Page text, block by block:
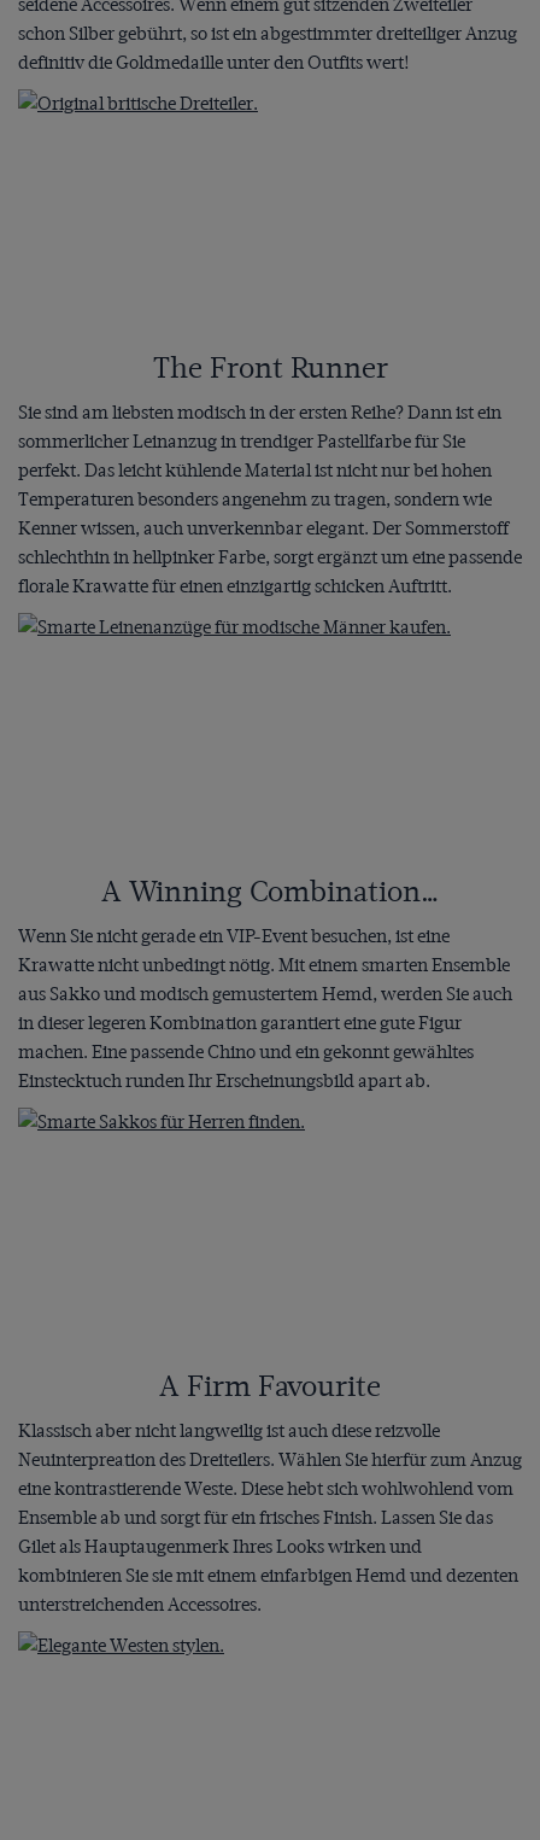
seidene Accessoires. Wenn einem gut sitzenden Zweiteiler
schon Silber gebührt, so ist ein abgestimmter dreiteiliger Anzug
definitiv die Goldmedaille unter den Outfits wert!
The Front Runner
Sie sind am liebsten modisch in der ersten Reihe? Dann ist ein
sommerlicher Leinanzug in trendiger Pastellfarbe für Sie
perfekt. Das leicht kühlende Material ist nicht nur bei hohen
Temperaturen besonders angenehm zu tragen, sondern wie
Kenner wissen, auch unverkennbar elegant. Der Sommerstoff
schlechthin in hellpinker Farbe, sorgt ergänzt um eine passende
florale Krawatte für einen einzigartig schicken Auftritt.
A Winning Combination…
Wenn Sie nicht gerade ein VIP-Event besuchen, ist eine
Krawatte nicht unbedingt nötig. Mit einem smarten Ensemble
aus Sakko und modisch gemustertem Hemd, werden Sie auch
in dieser legeren Kombination garantiert eine gute Figur
machen. Eine passende Chino und ein gekonnt gewähltes
Einstecktuch runden Ihr Erscheinungsbild apart ab.
A Firm Favourite
Klassisch aber nicht langweilig ist auch diese reizvolle
Neuinterpreation des Dreiteilers. Wählen Sie hierfür zum Anzug
eine kontrastierende Weste. Diese hebt sich wohlwohlend vom
Ensemble ab und sorgt für ein frisches Finish. Lassen Sie das
Gilet als Hauptaugenmerk Ihres Looks wirken und
kombinieren Sie sie mit einem einfarbigen Hemd und dezenten
unterstreichenden Accessoires.